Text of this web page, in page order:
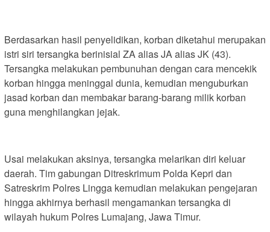
Berdasarkan hasil penyelidikan, korban diketahui merupakan
istri siri tersangka berinisial ZA alias JA alias JK (43).
Tersangka melakukan pembunuhan dengan cara mencekik
korban hingga meninggal dunia, kemudian menguburkan
jasad korban dan membakar barang-barang milik korban
guna menghilangkan jejak.
Usai melakukan aksinya, tersangka melarikan diri keluar
daerah. Tim gabungan Ditreskrimum Polda Kepri dan
Satreskrim Polres Lingga kemudian melakukan pengejaran
hingga akhirnya berhasil mengamankan tersangka di
wilayah hukum Polres Lumajang, Jawa Timur.